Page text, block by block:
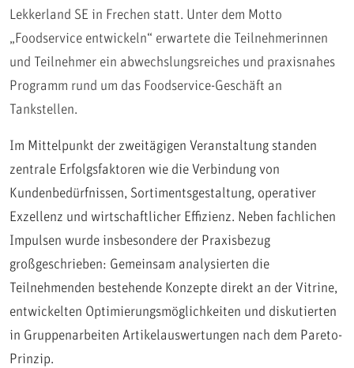
Lekkerland SE in Frechen statt. Unter dem Motto
„Foodservice entwickeln“ erwartete die Teilnehmerinnen
und Teilnehmer ein abwechslungsreiches und praxisnahes
Programm rund um das Foodservice-Geschäft an
Tankstellen.
Im Mittelpunkt der zweitägigen Veranstaltung standen
zentrale Erfolgsfaktoren wie die Verbindung von
Kundenbedürfnissen, Sortimentsgestaltung, operativer
Exzellenz und wirtschaftlicher Effizienz. Neben fachlichen
Impulsen wurde insbesondere der Praxisbezug
großgeschrieben: Gemeinsam analysierten die
Teilnehmenden bestehende Konzepte direkt an der Vitrine,
entwickelten Optimierungsmöglichkeiten und diskutierten
in Gruppenarbeiten Artikelauswertungen nach dem Pareto-
Prinzip.